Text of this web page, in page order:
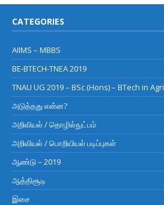
CATEGORIES
AIIMS – MBBS
BE-BTECH-TNEA 2019
TNAU UG 2019 – BSc (Hons) – BTech in Agri
அடுத்தது என்ன?
அறிவியல் / தொழில்நுட்பம்
அறிவியல் / பொறியியல் படிப்புகள்
ஆண்டு – 2019
ஆத்திசூடி
இசை